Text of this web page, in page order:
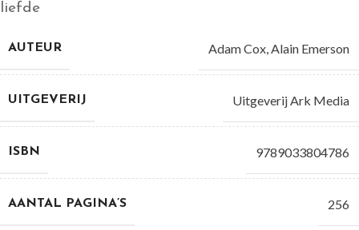
liefde
AUTEUR Adam Cox Alain Emerson
UITGEVERIJ Uitgeverij Ark Media
ISBN 9789033804786
AANTAL PAGINA’S 256